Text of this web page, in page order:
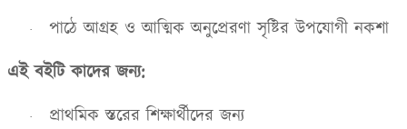
·
পাঠে আগ্রহ ও আত্মিক অনুপ্রেরণা সৃষ্টির উপযোগী নকশা
এই বইটি কাদের জন্য:
· প্রাথমিক স্তরের শিক্ষার্থীদের জন্য